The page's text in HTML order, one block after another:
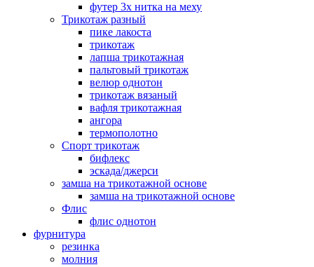
футер 3х нитка на меху
Трикотаж разный
пике лакоста
трикотаж
лапша трикотажная
пальтовый трикотаж
велюр однотон
трикотаж вязаный
вафля трикотажная
ангора
термополотно
Спорт трикотаж
бифлекс
эскада/джерси
замша на трикотажной основе
замша на трикотажной основе
Флис
флис однотон
фурнитура
резинка
молния